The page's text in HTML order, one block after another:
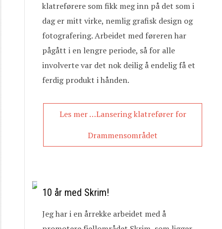
klatreførere som fikk meg inn på det som i
dag er mitt virke, nemlig grafisk design og
fotografering. Arbeidet med føreren har
pågått i en lengre periode, så for alle
involverte var det nok deilig å endelig få et
ferdig produkt i hånden.
Les mer …Lansering klatrefører for
Drammensområdet
10 år med Skrim!
Jeg har i en årrekke arbeidet med å